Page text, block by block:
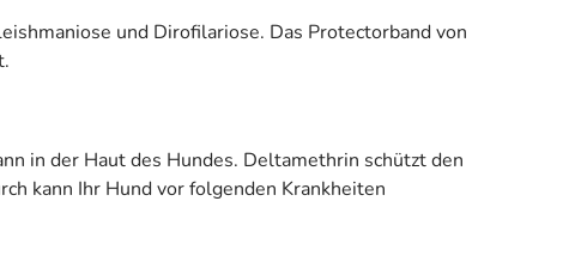
und Dirofilariose. Das Protectorband von
in der Haut des Hundes. Deltamethrin schützt den
kann Ihr Hund vor folgenden Krankheiten